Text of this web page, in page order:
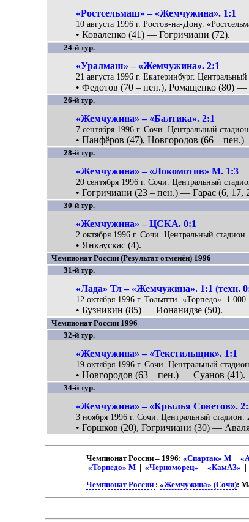
«Ростсельмаш» – «Жемчужина». 1:1
10 августа 1996 г. Ростов-на-Дону.
• Коваленко (41) — Гогричиани (72).
24-й тур.
«Уралмаш» – «Жемчужина». 2:1
21 августа 1996 г. Екатеринбург.
• Федотов (70 – пен.), Ромащенко (80)
26-й тур.
«Жемчужина» – «Балтика». 2:1
7 сентября 1996 г. Сочи. Центральный
• Панфёров (47), Новгородов (66 –
28-й тур.
«Жемчужина» – «Локомотив» М. 1:3
20 сентября 1996 г. Сочи. Центральный
• Гогричиани (23 – пен.) — Гарас (6, 17,
30-й тур.
«Жемчужина» – ЦСКА. 0:1
2 октября 1996 г. Сочи. Центральный
• Янкаускас (4).
Чемпионат России (Результат отменён) 1996
31-й тур.
«Лада» Тл – «Жемчужина». 1:1 (техн.
12 октября 1996 г. Тольятти. «Торпедо». 1 000.
• Бузникин (85) — Ионанидзе (50).
Чемпионат России 1996
32-й тур.
«Жемчужина» – «Текстильщик». 1:1
19 октября 1996 г. Сочи. Центральный
• Новгородов (63 – пен.) — Суанов (41).
34-й тур.
«Жемчужина» – «Крылья Советов».
3 ноября 1996 г. Сочи. Центральный стадион.
• Горшков (20), Гогричиани (30) —
Чемпионат России – 1996: «Спартак» М|
«Торпедо» М| «Черноморец» | «КамАЗ» |
Чемпионат России : «Жемчужина» (Сочи):